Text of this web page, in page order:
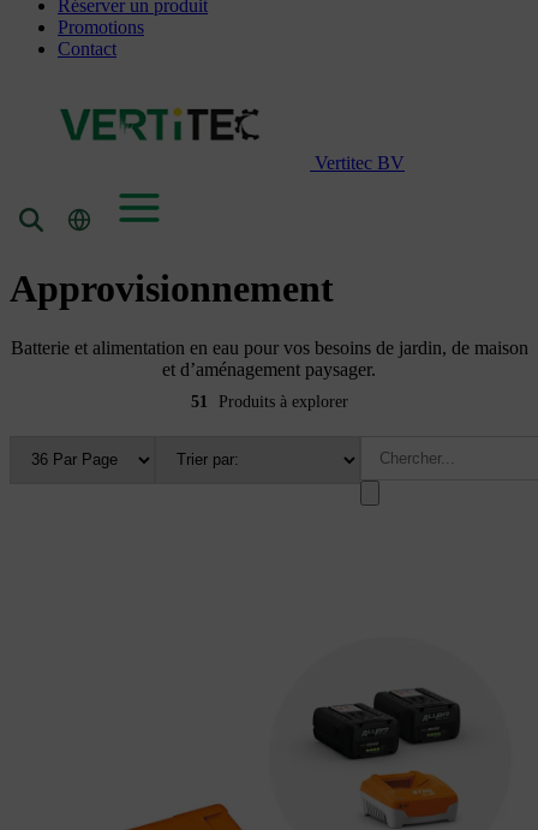
Réserver un produit
Promotions
Contact
Vertitec BV
Approvisionnement
Batterie et alimentation en eau pour vos besoins de jardin, de maison
et d’aménagement paysager.
51 Produits à explorer